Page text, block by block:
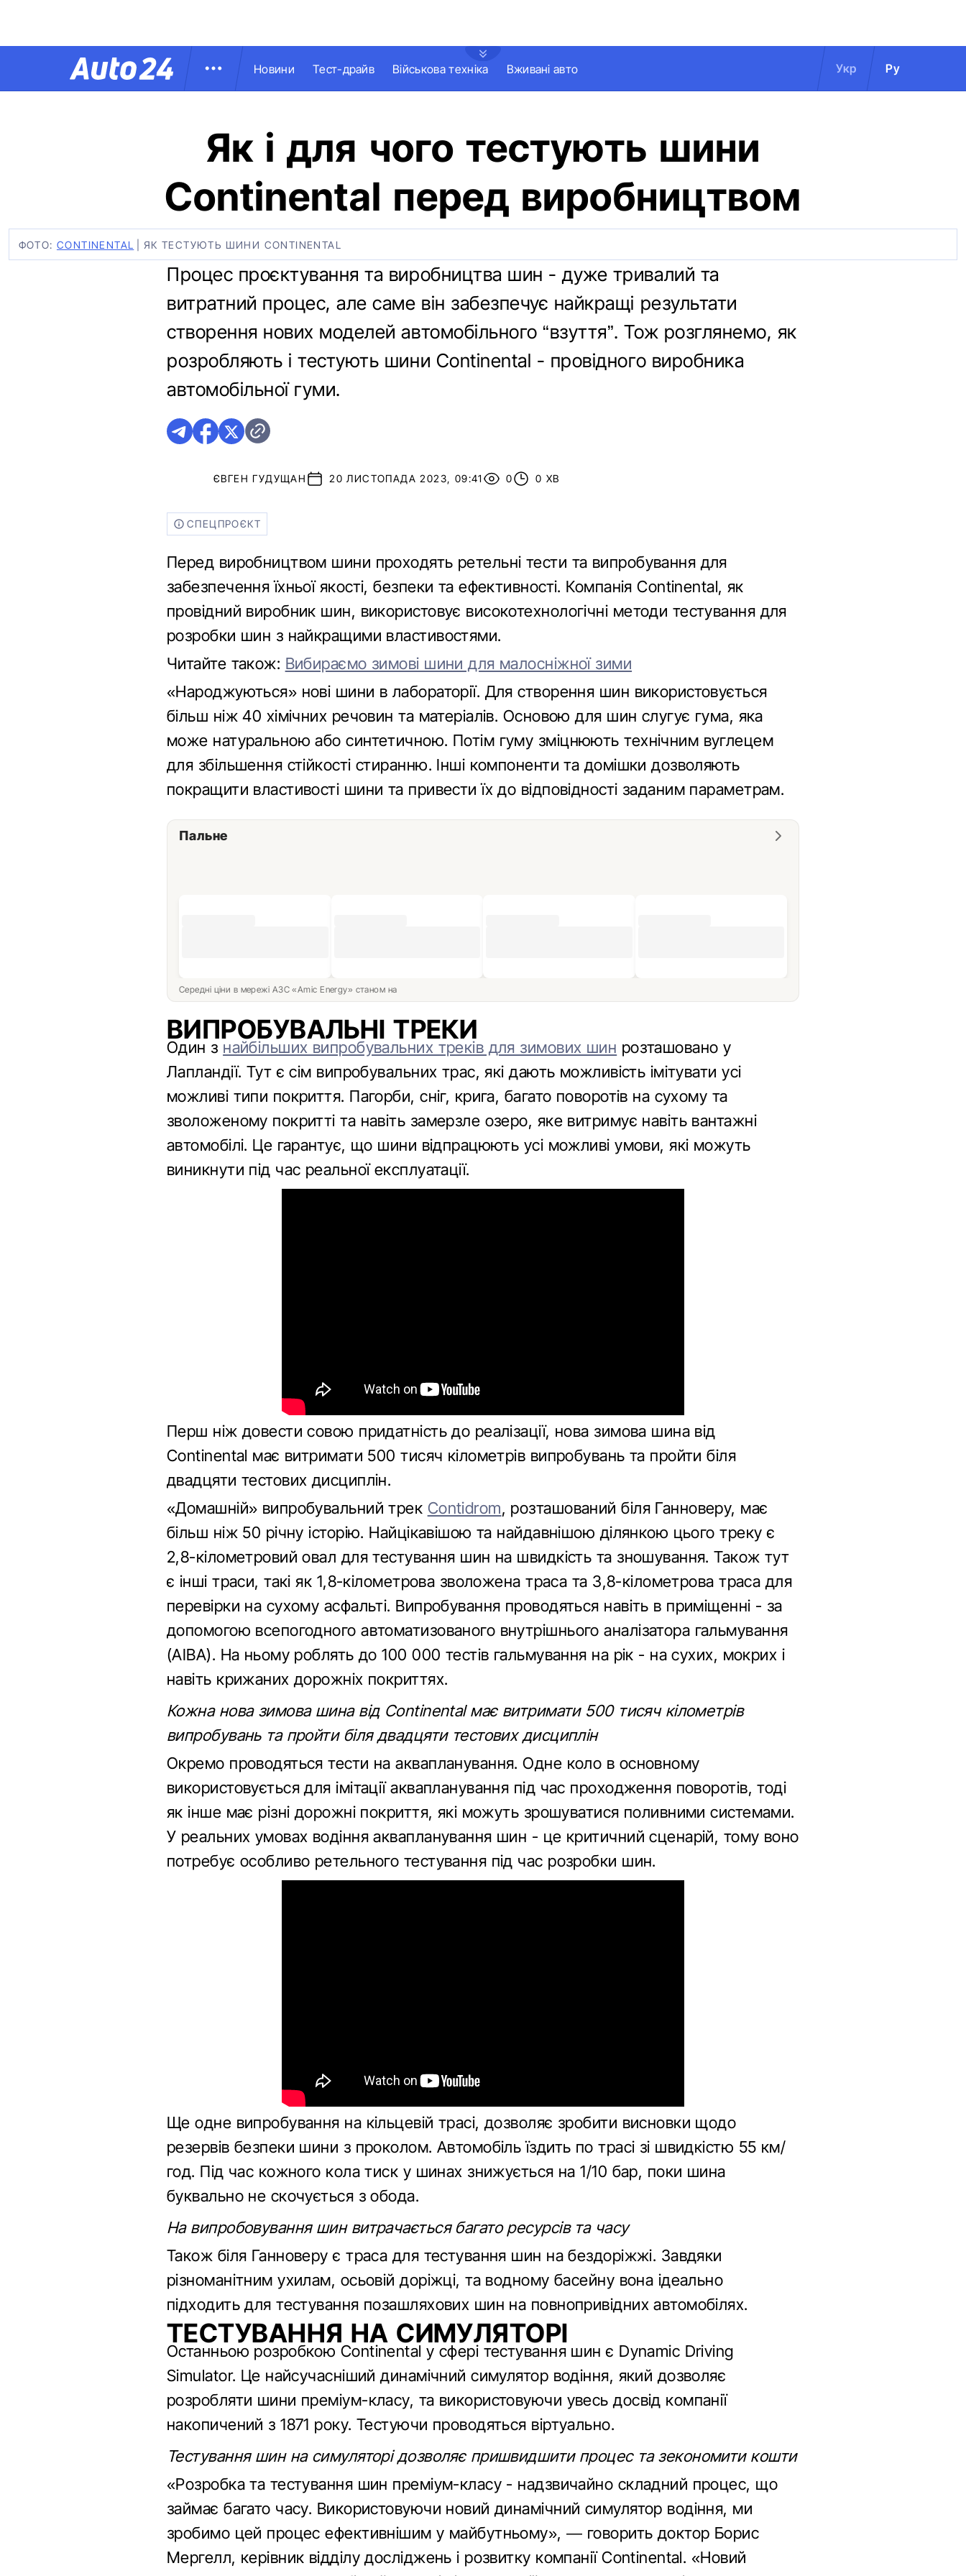
Новини Тест-драйв Військова техніка Вживані авто Укр Ру
Як і для чого тестують шини
Continental перед виробництвом
ФОТО: CONTINENTAL ЯК ТЕСТУЮТЬ ШИНИ CONTINENTAL
Процес проєктування та виробництва шин - дуже тривалий та
витратний процес, але саме він забезпечує найкращі результати
створення нових моделей автомобільного “взуття”. Тож розглянемо, як
розробляють і тестують шини Continental - провідного виробника
автомобільної гуми.
ЄВГЕН ГУДУЩАН 20 ЛИСТОПАДА 2023, 09:41 0 0 ХВ
СПЕЦПРОЄКТ
Перед виробництвом шини проходять ретельні тести та випробування для
забезпечення їхньої якості, безпеки та ефективності. Компанія Continental, як
провідний виробник шин, використовує високотехнологічні методи тестування для
розробки шин з найкращими властивостями.
Читайте також: Вибираємо зимові шини для малосніжної зими
«Народжуються» нові шини в лабораторії. Для створення шин використовується
більш ніж 40 хімічних речовин та матеріалів. Основою для шин слугує гума, яка
може натуральною або синтетичною. Потім гуму зміцнюють технічним вуглецем
для збільшення стійкості стиранню. Інші компоненти та домішки дозволяють
покращити властивості шини та привести їх до відповідності заданим параметрам.
Пальне
Середні ціни в мережі АЗС «Amic Energy» станом на
ВИПРОБУВАЛЬНІ ТРЕКИ
Один з найбільших випробувальних треків для зимових шин розташовано у
Лапландії. Тут є сім випробувальних трас, які дають можливість імітувати усі
можливі типи покриття. Пагорби, сніг, крига, багато поворотів на сухому та
зволоженому покритті та навіть замерзле озеро, яке витримує навіть вантажні
автомобілі. Це гарантує, що шини відпрацюють усі можливі умови, які можуть
виникнути під час реальної експлуатації.
Перш ніж довести совою придатність до реалізації, нова зимова шина від
Continental має витримати 500 тисяч кілометрів випробувань та пройти біля
двадцяти тестових дисциплін.
«Домашній» випробувальний трек Contidrom, розташований біля Ганноверу, має
більш ніж 50 річну історію. Найцікавішою та найдавнішою ділянкою цього треку є
2,8-кілометровий овал для тестування шин на швидкість та зношування. Також тут
є інші траси, такі як 1,8-кілометрова зволожена траса та 3,8-кілометрова траса для
перевірки на сухому асфальті. Випробування проводяться навіть в приміщенні - за
допомогою всепогодного автоматизованого внутрішнього аналізатора гальмування
(AIBA). На ньому роблять до 100 000 тестів гальмування на рік - на сухих, мокрих і
навіть крижаних дорожніх покриттях.
Кожна нова зимова шина від Continental має витримати 500 тисяч кілометрів
випробувань та пройти біля двадцяти тестових дисциплін
Окремо проводяться тести на аквапланування. Одне коло в основному
використовується для імітації аквапланування під час проходження поворотів, тоді
як інше має різні дорожні покриття, які можуть зрошуватися поливними системами.
У реальних умовах водіння аквапланування шин - це критичний сценарій, тому воно
потребує особливо ретельного тестування під час розробки шин.
Ще одне випробування на кільцевій трасі, дозволяє зробити висновки щодо
резервів безпеки шини з проколом. Автомобіль їздить по трасі зі швидкістю 55 км/
год. Під час кожного кола тиск у шинах знижується на 1/10 бар, поки шина
буквально не скочується з обода.
На випробовування шин витрачається багато ресурсів та часу
Також біля Ганноверу є траса для тестування шин на бездоріжжі. Завдяки
різноманітним ухилам, осьовій доріжці, та водному басейну вона ідеально
підходить для тестування позашляхових шин на повнопривідних автомобілях.
ТЕСТУВАННЯ НА СИМУЛЯТОРІ
Останньою розробкою Continental у сфері тестування шин є Dynamic Driving
Simulator. Це найсучасніший динамічний симулятор водіння, який дозволяє
розробляти шини преміум-класу, та використовуючи увесь досвід компанії
накопичений з 1871 року. Тестуючи проводяться віртуально.
Тестування шин на симуляторі дозволяє пришвидшити процес та зекономити кошти
«Розробка та тестування шин преміум-класу - надзвичайно складний процес, що
займає багато часу. Використовуючи новий динамічний симулятор водіння, ми
зробимо цей процес ефективнішим у майбутньому», — говорить доктор Борис
Мергелл, керівник відділу досліджень і розвитку компанії Continental. «Новий